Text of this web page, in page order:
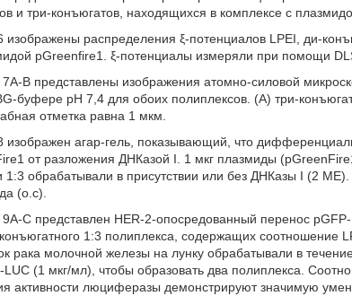
и три-конъюгатов, находящихся в комплексе с
изображены распределения ξ-потенциалов LPEI, ди-
pGreenfire1. ξ-потенциалы измеряли при помощи
В представлены изображения атомно-силовой
буфере рН 7,4 для обоих полиплексов. (А) три-
отметка равна 1 мкм.
изображен агар-гель, показывающий, что
от разложения ДНКазой I. 1 мкг плазмиды
1:3 обрабатывали в присутствии или без ДНКазы I (2
(о.с).
С представлен HER-2-опосредованный перенос
1:3 полиплекса, содержащих соотношение
рака молочной железы на лунку обрабатывали в
LUC (1 мкг/мл), чтобы образовать два полиплекса.
активности люциферазы демонстрируют значимую